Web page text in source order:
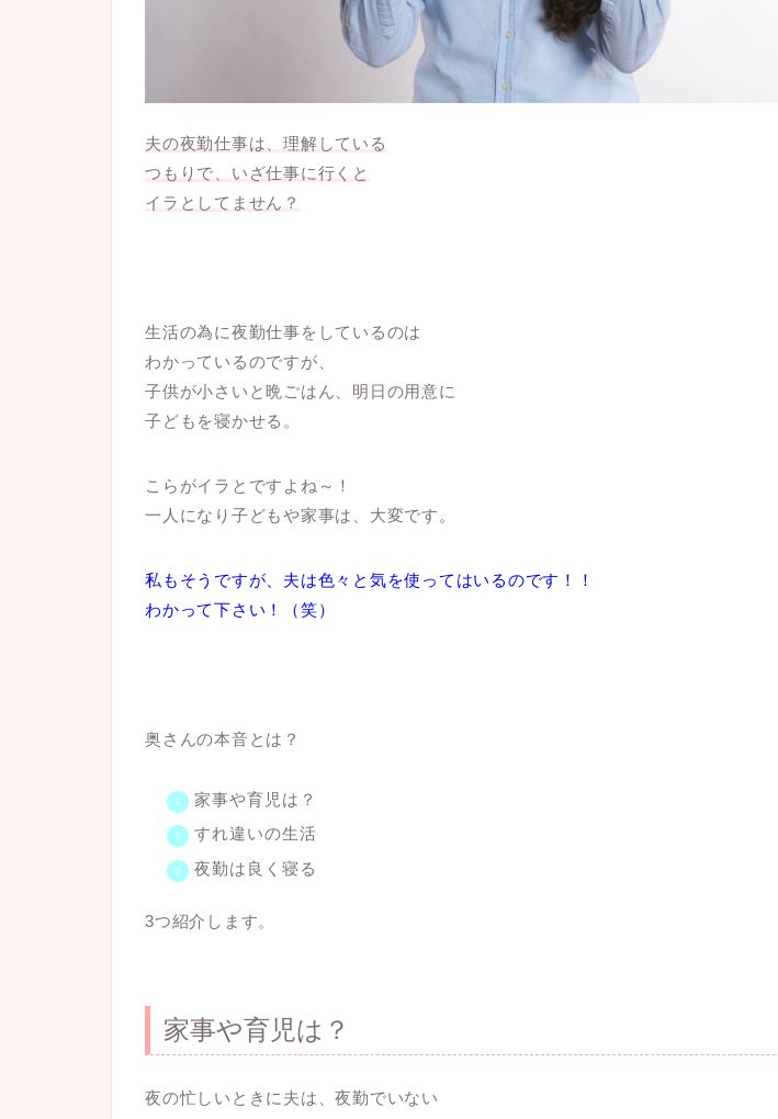
夫の夜勤仕事は、理解している
つもりで、 いざ仕事に行くと
イラとしてません？
生活の為に夜勤仕事をしているのは
わかっているのですが、
子供が小さいと晩ごはん、明日の用意に
子どもを寝かせる。
こらがイラとですよね～！
一人になり子どもや家事は、大変です。
私もそうですが、夫は色々と気を使ってはいるのです！！
わかって下さい！（笑）
奥さんの本音とは？
家事や育児は？
すれ違いの生活
夜勤は良く寝る
3つ紹介します。
家事や育児は？
夜の忙しいときに夫は、夜勤でいない